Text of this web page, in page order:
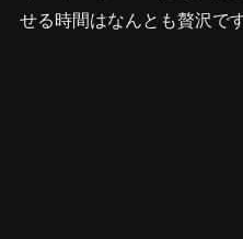
せる時間はなんとも贅沢です